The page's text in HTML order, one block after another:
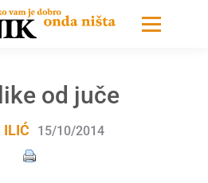
od juče
ILIĆ 15/10/2014